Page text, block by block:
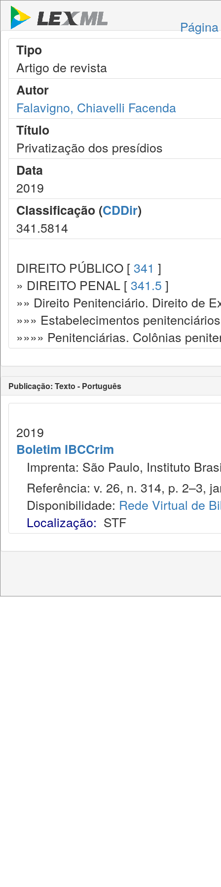
Tipo
Artigo de revista
Autor
Falavigno, Chiavelli Facenda
Título
Privatização dos presídios
Data
2019
Classificação (CDDir)
341.5814
DIREITO PÚBLICO [ 341 ]
» DIREITO PENAL [ 341.5 ]
»» Direito Penitenciário. Direito de
»»» Estabelecimentos
»»»» Penitenciárias. Colônias
Publicação: Texto - Português
2019
Boletim IBCCrim
Imprenta: São Paulo, Instituto
Referência: v. 26, n. 314, p. 2–3,
Disponibilidade: Rede Virtual de
Localização: STF